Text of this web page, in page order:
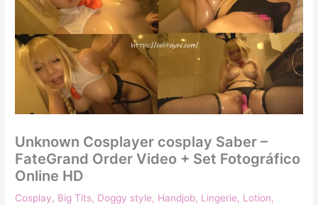
Unknown Cosplayer cosplay Saber –
FateGrand Order Video + Set Fotográfico
Online HD
Cosplay, Big Tits, Doggy style, Handjob, Lingerie, Lotion,